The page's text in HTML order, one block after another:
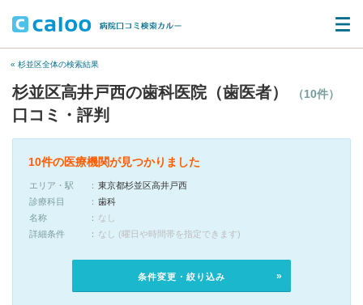
« 杉並区全体の検索結果
杉並区高井戸西の歯科医院（歯医者） （10件）
口コミ・評判
10件の医療機関が見つかりました
エリア・駅
東京都杉並区高井戸西
診療科目
歯科
名称
なし
詳細条件
なし (曜日や時間帯を指定できます)
条件変更・絞り込み